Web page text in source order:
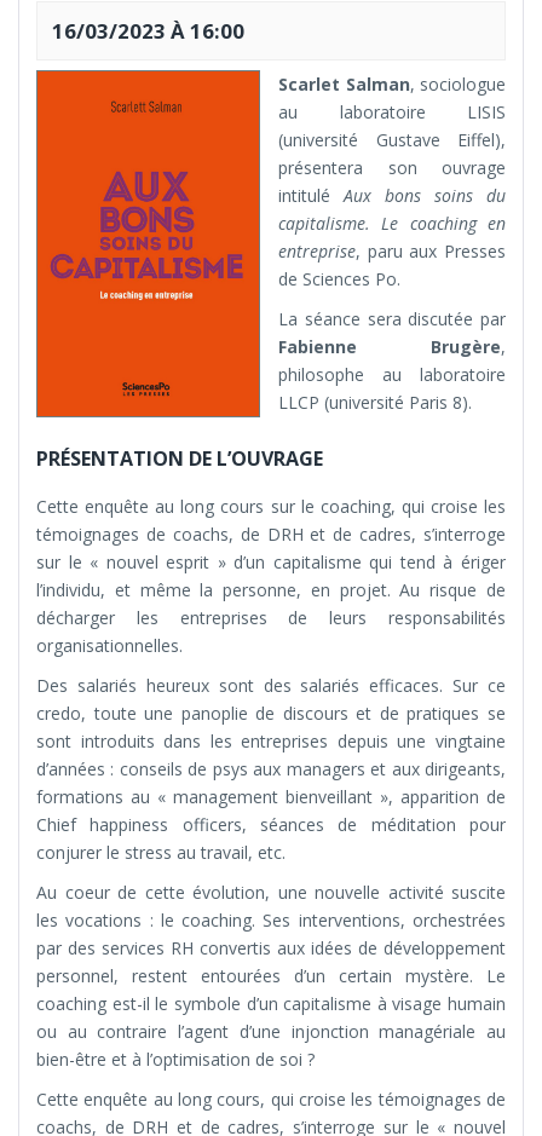
16/03/2023 À 16:00
Scarlet Salman, sociologue
au laboratoire LISIS
(université Gustave Eiffel),
présentera son ouvrage
intituléAux bons soins du
capitalisme. Le coaching en
entreprise, paru aux Presses
de Sciences Po.
La séance sera discutée par
Fabienne Brugère,
philosophe au laboratoire
LLCP (université Paris 8).
PRÉSENTATION DE L’OUVRAGE
Cette enquête au long cours sur le coaching, qui croise les
témoignages de coachs, de DRH et de cadres, s’interroge
sur le « nouvel esprit » d’un capitalisme qui tend à ériger
l’individu, et même la personne, en projet. Au risque de
décharger les entreprises de leurs responsabilités
organisationnelles.
Des salariés heureux sont des salariés efficaces. Sur ce
credo, toute une panoplie de discours et de pratiques se
sont introduits dans les entreprises depuis une vingtaine
d’années : conseils de psys aux managers et aux dirigeants,
formations au « management bienveillant », apparition de
Chief happiness officers, séances de méditation pour
conjurer le stress au travail, etc.
Au coeur de cette évolution, une nouvelle activité suscite
les vocations : le coaching. Ses interventions, orchestrées
par des services RH convertis aux idées de développement
personnel, restent entourées d’un certain mystère. Le
coaching est-il le symbole d’un capitalisme à visage humain
ou au contraire l’agent d’une injonction managériale au
bien-être et à l’optimisation de soi ?
Cette enquête au long cours, qui croise les témoignages de
coachs, de DRH et de cadres, s’interroge sur le « nouvel